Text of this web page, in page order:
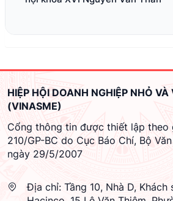
HIỆP HỘI DOANH NGHIỆP NHỎ
(VINASME)
Cổng thông tin được thiết lập theo
210/GP-BC do Cục Báo Chí, Bộ
ngày 29/5/2007
Địa chỉ: Tầng 10, Nhà D, Khách